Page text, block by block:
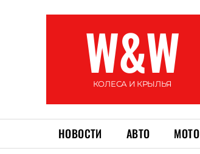
W&W
КОЛЕСА И КРЫЛЬЯ
НОВОСТИ АВТО МОТО